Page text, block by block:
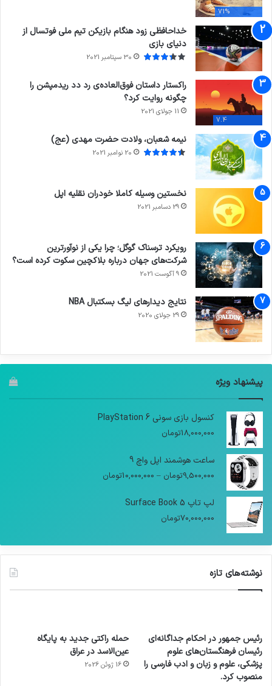
71%
خداحافظی زود هنگام بازیکن تیم ملی فوتسال از
دنیای بازی
30 سپتامبر 2021
7.4
راکستار داستان فوق‌العاده‌ی رد دد ریدمپشن را
چگونه روایت کرد؟
11 جولای 2021
نیمه شعبان، ولادت حضرت مهدی (عج)
20 نوامبر 2021
نخستین وسیله کاملا خودران نقلیه اپل
29 دسامبر 2021
رویکرد ترسناک گوگل؛ چرا یکی از نوآورترین
شرکت‌های جهان درباره بلاکچین سکوت کرده است؟
9 آگوست 2021
نتایج دیدار‌های لیگ بسکتبال NBA
29 جولای 2020
پیشنهاد ویژه
کنسول بازی سونی PlayStation 6
18,000,000تومان
ساعت هوشمند اپل واچ 9
9,500,000تومان –
10,000,000تومان
لپ تاپ Surface Book 5
70,000,000تومان
نوشته‌های تازه
رئیس جمهور در احکام جداگانه‌ای
رئیسان فرهنگستان‌های علوم
پزشکی، علوم و زبان و ادب فارسی را
منصوب کرد.
حمله راکتی جدید به پایگاه
عین‌الاسد در عراق
16 ژوئن 2026